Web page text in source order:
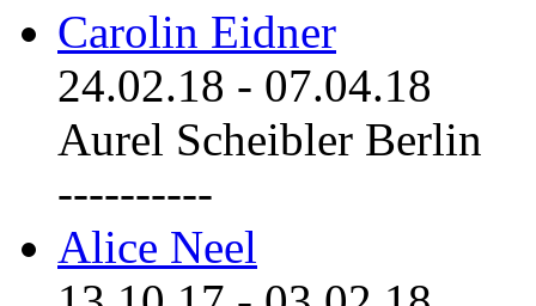
Carolin Eidner
24.02.18 - 07.04.18
Aurel Scheibler Berlin
----------
Alice Neel